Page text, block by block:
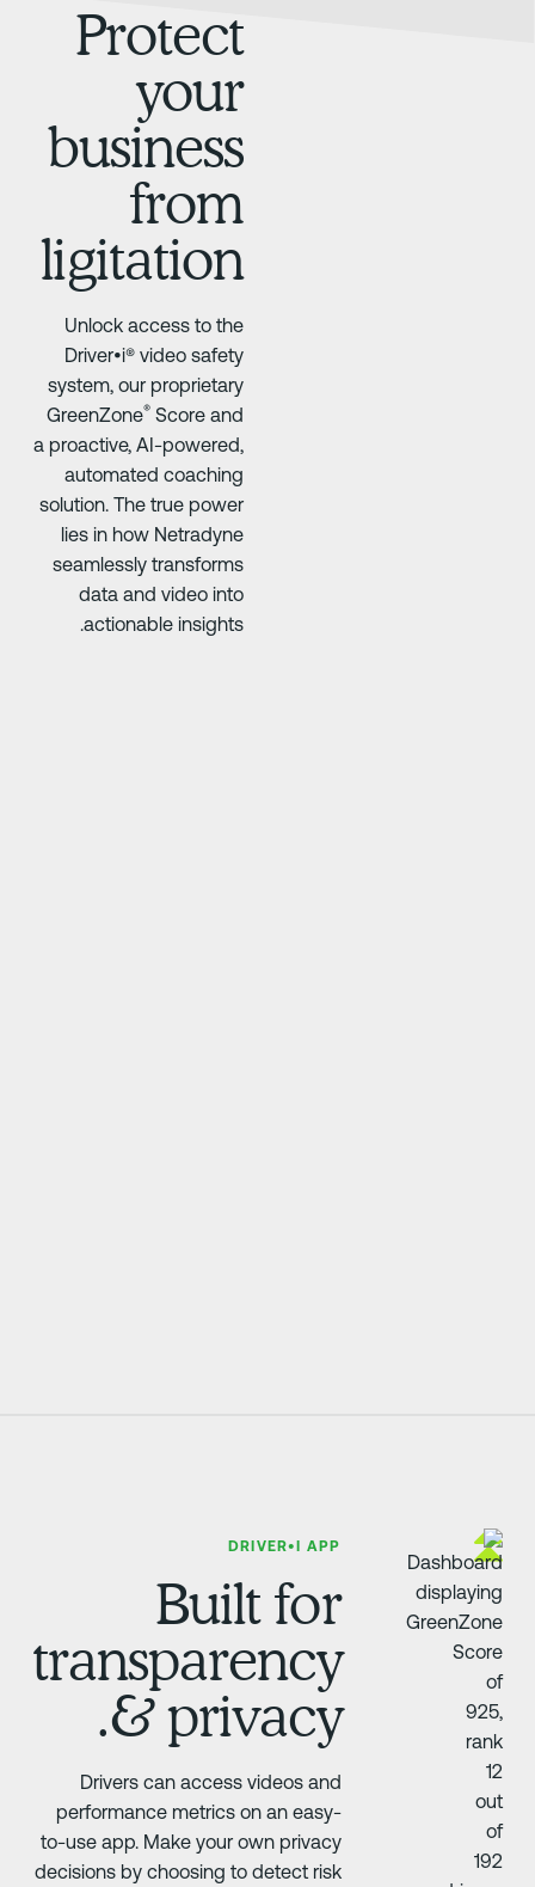
Protect
business
ligitation
Unlock access to the
Driver•i® video safety
system, our proprietary
GreenZone
a proactive, AI-powered,
automated coaching
solution. The true power
lies in how Netradyne
seamlessly transforms
data and video into
DRIVER•I APP
Built for
transparency
& privacy.
Drivers can access videos and
performance metrics on an easy-
to-use app. Make your own privacy
decisions by choosing to detect risk